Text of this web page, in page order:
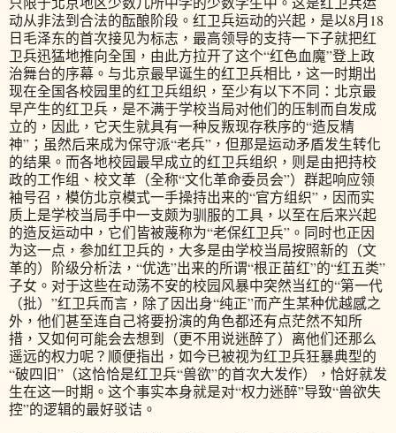
动从非法到合法的酝酿阶段。红卫兵运动的兴起，是以8月18
日毛泽东的首次接见为标志，最高领导的支持一下子就把红
卫兵迅猛地推向全国，由此方拉开了这个“红色血魔”登上政
治舞台的序幕。与北京最早诞生的红卫兵相比，这一时期出
现在全国各校园里的红卫兵组织，至少有以下不同：北京最
早产生的红卫兵，是不满于学校当局对他们的压制而自发成
立的，因此，它天生就具有一种反叛现存秩序的“造反精
神”；虽然后来成为保守派“老兵”，但那是运动矛盾发生转化
的结果。而各地校园最早成立的红卫兵组织，则是由把持校
政的工作组、校文革（全称“文化革命委员会”）群起响应领
袖号召，模仿北京模式一手操持出来的“官方组织”，因而实
质上是学校当局手中一支颇为驯服的工具，以至在后来兴起
的造反运动中，它们皆被蔑称为“老保红卫兵”。同时也正因
为这一点，参加红卫兵的，大多是由学校当局按照新的（文
革的）阶级分析法，“优选”出来的所谓“根正苗红”的“红五类”
子女。对于这些在动荡不安的校园风暴中突然当红的“第一代
（批）”红卫兵而言，除了因出身“纯正”而产生某种优越感之
外，他们甚至连自己将要扮演的角色都还有点茫然不知所
措，又如何可能会去想到（更不用说迷醉了）离他们还那么
遥远的权力呢？顺便指出，如今已被视为红卫兵狂暴典型的
“破四旧”（这恰恰是红卫兵“兽欲”的首次大发作），恰好就发
生在这一时期。这个事实本身就是对“权力迷醉”导致“兽欲失
控”的逻辑的最好驳诘。